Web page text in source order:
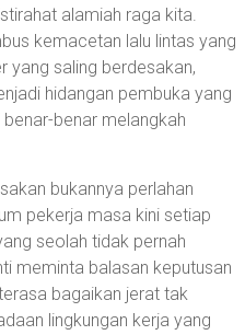
alamiah raga kita.
kemacetan lalu lintas yang
yang saling berdesakan,
hidangan pembuka yang
benar melangkah
bukannya perlahan
pekerja masa kini setiap
seolah tidak pernah
meminta balasan keputusan
bagaikan jerat tak
lingkungan kerja yang